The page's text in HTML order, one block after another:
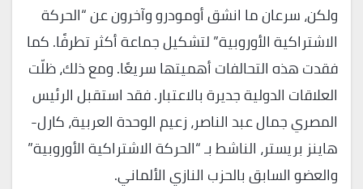
ولكن، سرعان ما انشق أومودرو وآخرون عن “الحركة
الاشتراكية الأوروبية” لتشكيل جماعة أكثر تطرفًا. كما
فقدت هذه التحالفات أهميتها سريعًا. ومع ذلك، ظلّت
العلاقات الدولية جديرة بالاعتبار. فقد استقبل الرئيس
المصري جمال عبد الناصر، زعيم الوحدة العربية، كارل-
هاينز بريستر، الناشط بـ “الحركة الاشتراكية الأوروبية”
والعضو السابق بالحزب النازي الألماني.